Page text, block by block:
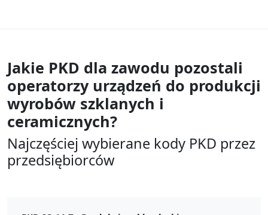
Jakie PKD dla zawodu pozostali
operatorzy urządzeń do produkcji
wyrobów szklanych i
ceramicznych?
Najczęściej wybierane kody PKD przez
przedsiębiorców